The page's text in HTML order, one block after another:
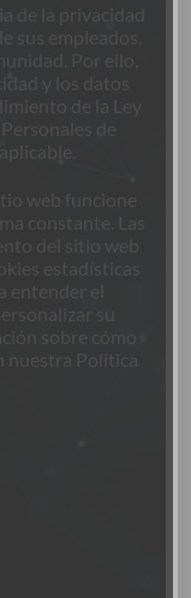
de la privacidad
sus empleados,
Por ello,
y los datos
de la Ley
de
web funcione
constante. Las
del sitio web
sobre cómo
Política